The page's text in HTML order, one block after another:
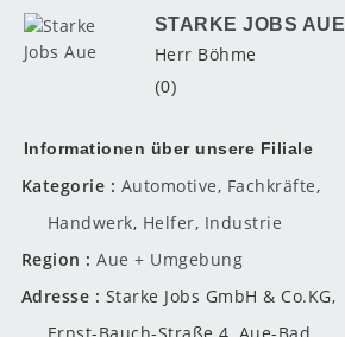
STARKE JOBS AUE
Herr Böhme
(0)
Informationen über unsere Filiale
Kategorie Automotive, Fachkräfte,
Handwerk, Helfer, Industrie
Region
Aue + Umgebung
Adresse
Starke Jobs GmbH & Co.KG,